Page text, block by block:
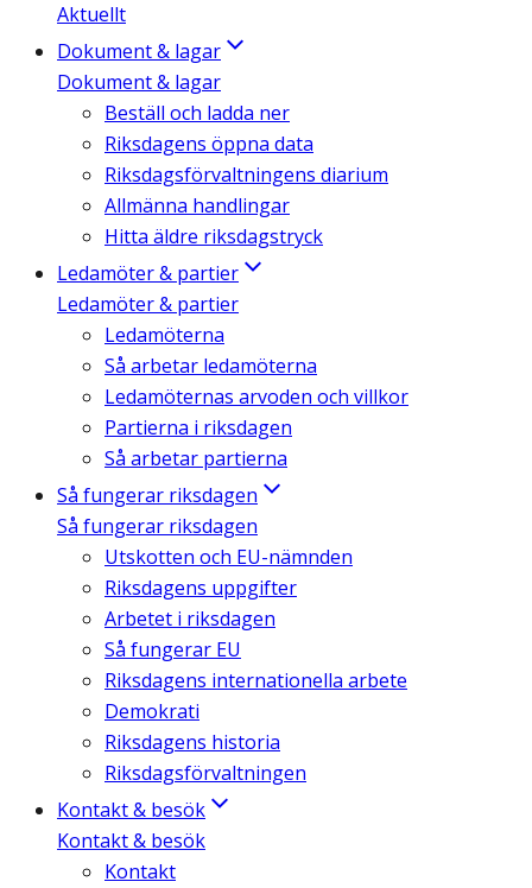
Aktuellt
Dokument & lagar
Dokument & lagar
Beställ och ladda ner
Riksdagens öppna data
Riksdagsförvaltningens diarium
Allmänna handlingar
Hitta äldre riksdagstryck
Ledamöter & partier
Ledamöter & partier
Ledamöterna
Så arbetar ledamöterna
Ledamöternas arvoden och villkor
Partierna i riksdagen
Så arbetar partierna
Så fungerar riksdagen
Så fungerar riksdagen
Utskotten och EU-nämnden
Riksdagens uppgifter
Arbetet i riksdagen
Så fungerar EU
Riksdagens internationella arbete
Demokrati
Riksdagens historia
Riksdagsförvaltningen
Kontakt & besök
Kontakt & besök
Kontakt